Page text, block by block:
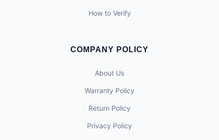
How to Verify
COMPANY POLICY
About Us
Warranty Policy
Return Policy
Privacy Policy